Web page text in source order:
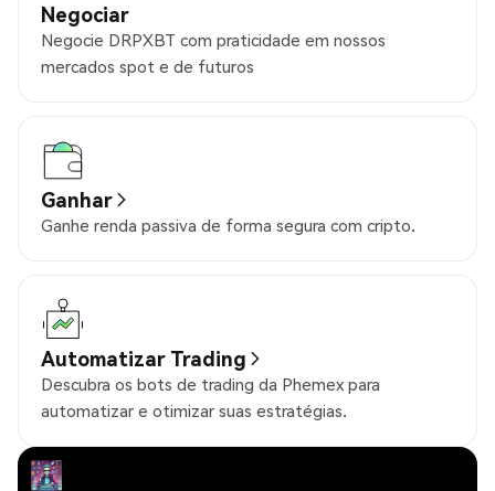
Negociar
Negocie DRPXBT com praticidade em nossos
mercados spot e de futuros
Ganhar
Ganhe renda passiva de forma segura com cripto.
Automatizar Trading
Descubra os bots de trading da Phemex para
automatizar e otimizar suas estratégias.